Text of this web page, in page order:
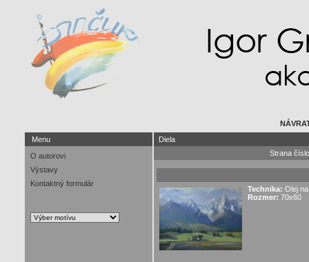
Menu
O autorovi
Výstavy
Kontaktný formulár
Diela
Strana
Technika: Olej
Rozmer: 70x60